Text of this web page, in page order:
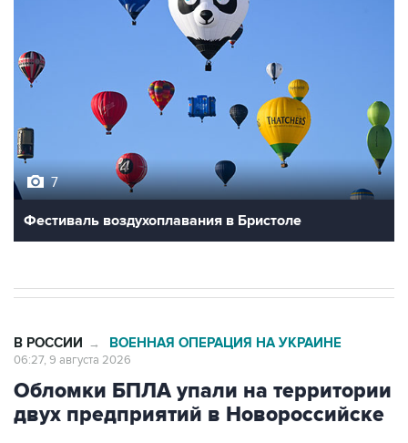
7
Фестиваль воздухоплавания в Бристоле
В РОССИИ → ВОЕННАЯ ОПЕРАЦИЯ НА УКРАИНЕ
06:27, 9 августа 2026
Обломки БПЛА упали на территории
двух предприятий в Новороссийске